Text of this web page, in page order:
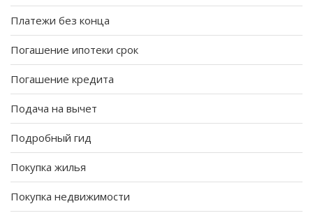
Платежи без конца
Погашение ипотеки срок
Погашение кредита
Подача на вычет
Подробный гид
Покупка жилья
Покупка недвижимости